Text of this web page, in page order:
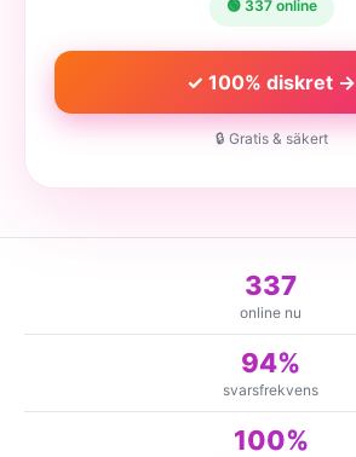
🟢 337 online
✓ 100% diskret →
🔒 Gratis & säkert
337
online nu
94%
svarsfrekvens
100%